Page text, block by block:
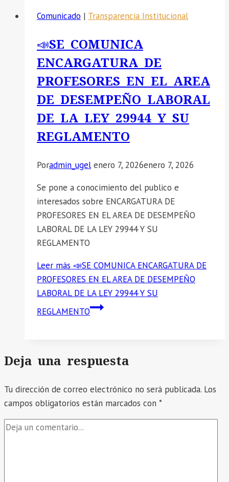
Comunicado | Transparencia Institucional
📣SE COMUNICA
ENCARGATURA DE
PROFESORES EN EL AREA
DE DESEMPEÑO LABORAL
DE LA LEY 29944 Y SU
REGLAMENTO
Poradmin_ugel enero 7, 2026enero 7, 2026
Se pone a conocimiento del publico e
interesados sobre ENCARGATURA DE
PROFESORES EN EL AREA DE DESEMPEÑO
LABORAL DE LA LEY 29944 Y SU
REGLAMENTO
Leer más 📣SE COMUNICA ENCARGATURA DE
PROFESORES EN EL AREA DE DESEMPEÑO
LABORAL DE LA LEY 29944 Y SU
REGLAMENTO
Deja una respuesta
Tu dirección de correo electrónico no será publicada. Los
campos obligatorios están marcados con *